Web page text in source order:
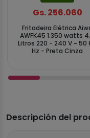
Gs. 256.060
Fritadeira Elétrica
AWFK45 1.350 watts
Litros 220 - 240 V ~ 50
Hz - Preta Cinza
Descripción del